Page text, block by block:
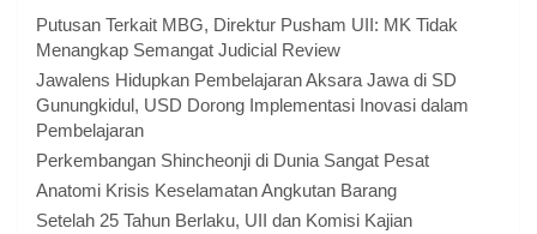
Putusan Terkait MBG, Direktur Pusham UII: MK Tidak
Menangkap Semangat Judicial Review
Jawalens Hidupkan Pembelajaran Aksara Jawa di SD
Gunungkidul, USD Dorong Implementasi Inovasi dalam
Pembelajaran
Perkembangan Shincheonji di Dunia Sangat Pesat
Anatomi Krisis Keselamatan Angkutan Barang
Setelah 25 Tahun Berlaku, UII dan Komisi Kajian